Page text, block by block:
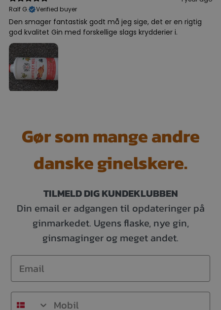
Ralf G.
Verified buyer
Den smager fantastisk godt må jeg sige, det er en rigtig
god kvalitet Gin med forskellige slags krydderier i.
Gør som mange andre
danske ginelskere.
TILMELD DIG KUNDEKLUBBEN
Din email er adgangen til opdateringer på
ginmarkedet. Ugens flaske, nye gin,
ginsmaginger og meget andet.
Email
Mobil